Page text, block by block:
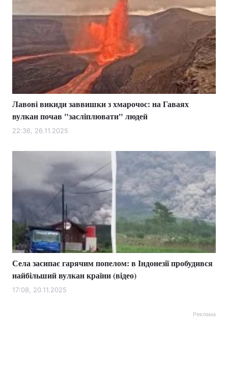
Лавові викиди заввишки з хмарочос: на Гаваях
вулкан почав "засліплювати" людей
22:36, 26.11.2025
Села засипає гарячим попелом: в Індонезії пробудився
найбільший вулкан країни (відео)
17:08, 20.11.2025
Реклама